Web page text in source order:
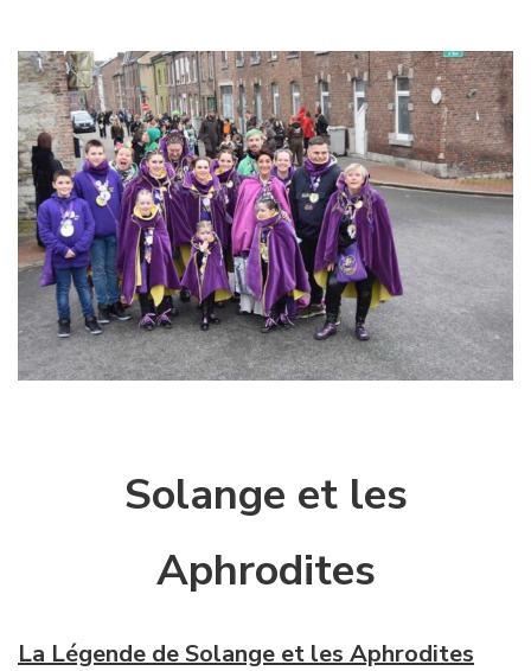
Solange et les
Aphrodites
La Légende de Solange et les Aphrodites